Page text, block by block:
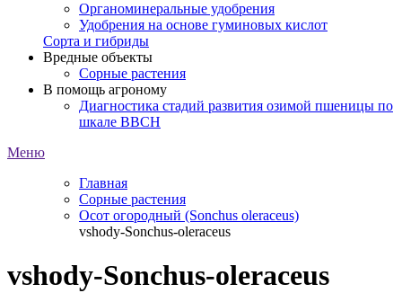
Органоминеральные удобрения
Удобрения на основе гуминовых кислот
Сорта и гибриды
Вредные объекты
Сорные растения
В помощь агроному
Диагностика стадий развития озимой пшеницы по
шкале ВВСН
Меню
Главная
Сорные растения
Осот огородный (Sonchus oleraceus)
vshody-Sonchus-oleraceus
vshody-Sonchus-oleraceus